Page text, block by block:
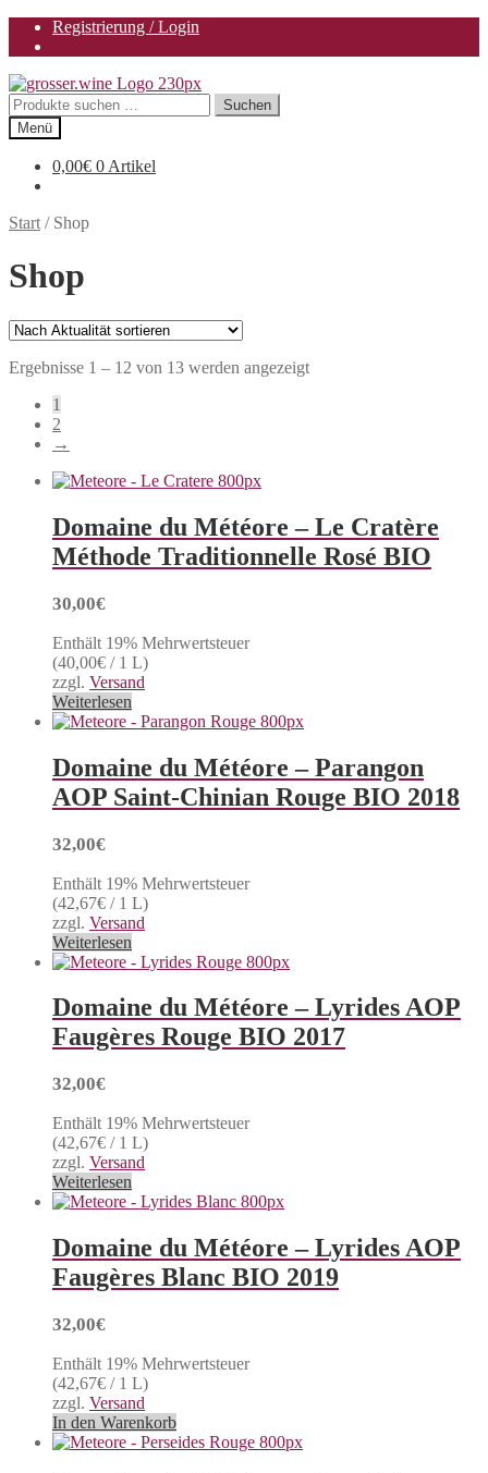
Registrierung / Login
Zur
Navigation
springen
Zum
Inhalt
springen
Suchen
nach:
Suchen
Menü
0,00€ 0 Artikel
Start / Shop
Shop
Ergebnisse 1 – 12 von 13 werden angezeigtNach
1
2
→
Domaine du Météore – Le Cratère
Méthode Traditionnelle Rosé BIO
30,00€
Enthält 19% Mehrwertsteuer
(40,00€ / 1 L)
zzgl. Versand
Weiterlesen
Domaine du Météore – Parangon
AOP Saint-Chinian Rouge BIO 2018
32,00€
Enthält 19% Mehrwertsteuer
(42,67€ / 1 L)
zzgl. Versand
Weiterlesen
Domaine du Météore – Lyrides AOP
Faugères Rouge BIO 2017
32,00€
Enthält 19% Mehrwertsteuer
(42,67€ / 1 L)
zzgl. Versand
Weiterlesen
Domaine du Météore – Lyrides AOP
Faugères Blanc BIO 2019
32,00€
Enthält 19% Mehrwertsteuer
(42,67€ / 1 L)
zzgl. Versand
In den Warenkorb